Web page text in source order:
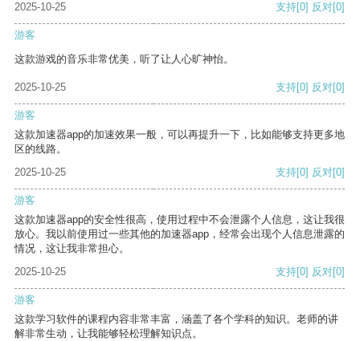
2025-10-25 支持[0] 反对[0]
游客
这款游戏的音乐非常优美，听了让人心旷神怡。
2025-10-25 支持[0] 反对[0]
游客
这款加速器app的加速效果一般，可以再提升一下，比如能够支持更多地
区的线路。
2025-10-25
支持[0] 反对[0]
游客
这款加速器app的安全性很高，使用过程中不会泄露个人信息，这让我很
放心。我以前使用过一些其他的加速器app，经常会出现个人信息泄露的
情况，这让我非常担心。
2025-10-25
支持[0] 反对[0]
游客
这款学习软件的课程内容非常丰富，涵盖了各个学科的知识。老师的讲
解非常生动，让我能够轻松理解知识点。